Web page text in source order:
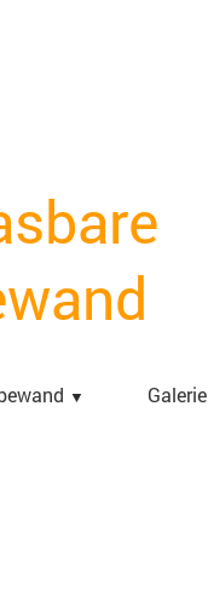
▼ Galerie